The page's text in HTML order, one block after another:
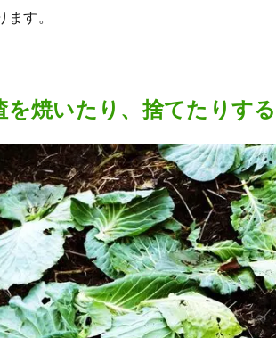
ます。
を焼いたり、捨てたりす